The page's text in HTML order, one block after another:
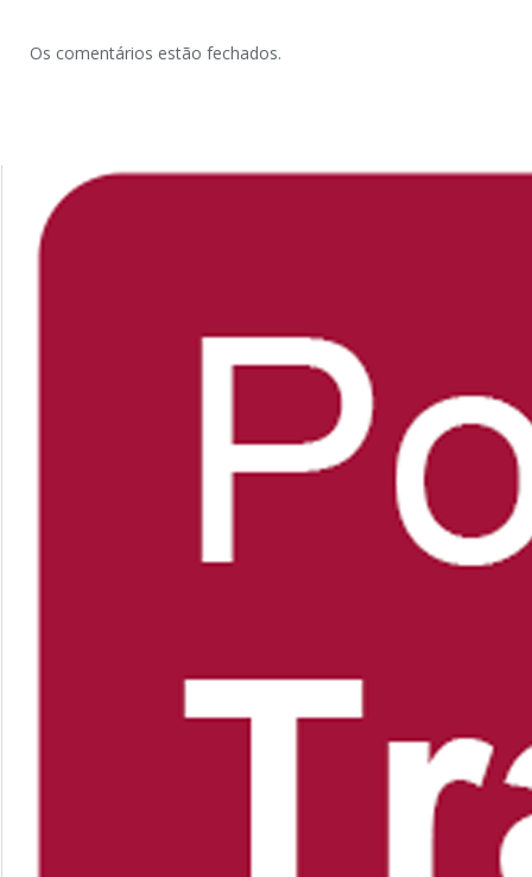
Os comentários estão fechados.